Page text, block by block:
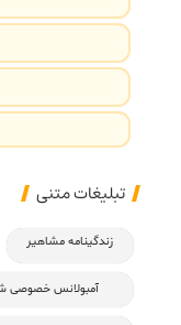
تبلیغات متنی
زندگینامه مشاهیر
آمبولانس خصوصی